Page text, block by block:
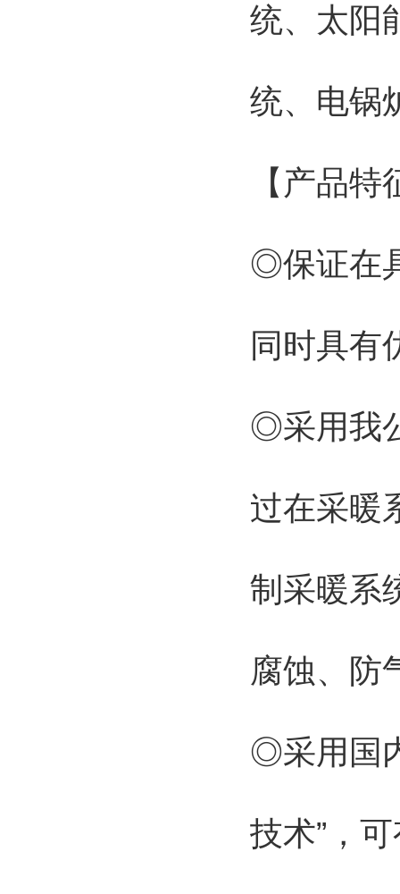
统、太阳
统、电锅
【产品特
◎保证在
同时具有
◎采用我
过在采暖
制采暖系
腐蚀、防
◎采用国
技术”，